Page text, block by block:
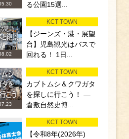
る公園15選...
KCT TOWN
【ジーンズ・港・展望
台】児島観光はバスで
回れる！ 1日...
KCT TOWN
カブトムシ＆クワガタ
を探しに行こう！ ―
倉敷自然史博...
KCT TOWN
【令和8年(2026年)